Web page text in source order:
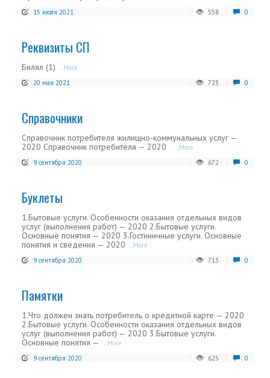
15 июля 2021
558 0
Реквизиты СП
Билял (1) ...More
20 мая 2021
723 0
Справочники
Справочник потребителя жилищно-коммунальных услуг —
2020 Справочник потребителя — 2020
...More
9 сентября 2020
672 0
Буклеты
1.Бытовые услуги. Особенности оказания отдельных видов
услуг (выполнения работ) — 2020 2.Бытовые услуги.
Основные понятия — 2020 3.Гостиничные услуги. Основные
понятия и сведения — 2020 ...More
9 сентября 2020
713 0
Памятки
1.Что должен знать потребитель о кредитной карте — 2020
2.Бытовые услуги. Особенности оказания отдельных видов
услуг (выполнения работ) — 2020 3.Бытовые услуги.
Основные понятия — ...More
9 сентября 2020
625 0